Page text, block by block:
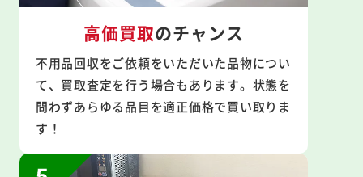
高価買取のチャンス
不用品回収をご依頼をいただいた品物につい
て、買取査定を行う場合もあります。状態を
問わずあらゆる品目を適正価格で買い取りま
す！